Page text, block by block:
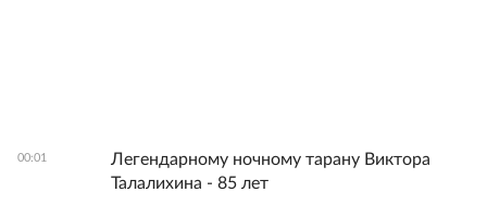
00:01
Легендарному ночному тарану Виктора
Талалихина - 85 лет